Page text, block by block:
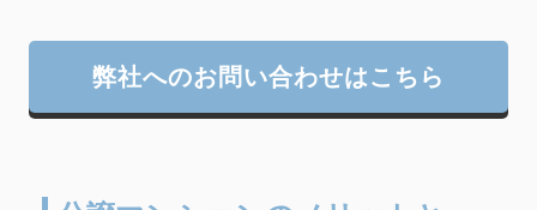
弊社へのお問い合わせはこちら